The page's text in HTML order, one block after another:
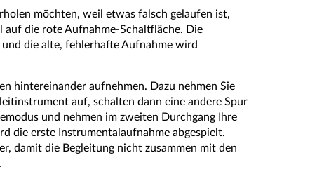
möchten, weil etwas falsch gelaufen ist,
auf die rote Aufnahme-Schaltfläche. Die
die alte, fehlerhafte Aufnahme wird
hintereinander aufnehmen. Dazu nehmen Sie
auf, schalten dann eine andere Spur
und nehmen im zweiten Durchgang Ihre
die erste Instrumentalaufnahme abgespielt.
damit die Begleitung nicht zusammen mit den